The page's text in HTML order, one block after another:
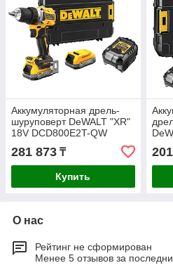
Аккумуляторная дрель-
шуруповерт DeWALT "XR"
18V DCD800E2T-QW
281 873 ₸
Купить
О нас
Рейтинг не сформирован
Менее 5 отзывов за